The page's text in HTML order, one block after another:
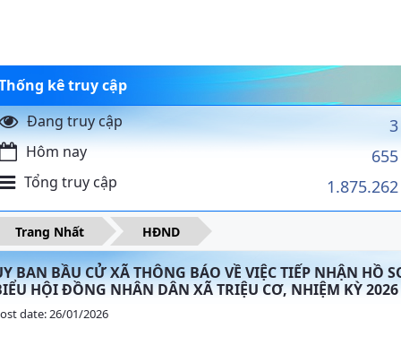
kê truy cập
Đang truy cập
3
Hôm nay 655
Tổng truy cập 1.875.262
Trang Nhất HĐND
BAN BẦU CỬ XÃ THÔNG BÁO VỀ VIỆC TIẾP NHẬN HỒ
HỘI ĐỒNG NHÂN DÂN XÃ TRIỆU CƠ, NHIỆM KỲ 2026
date: 26/01/2026